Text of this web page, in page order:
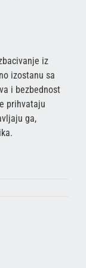
iz
izostanu sa
i bezbednost
prihvataju
ga,